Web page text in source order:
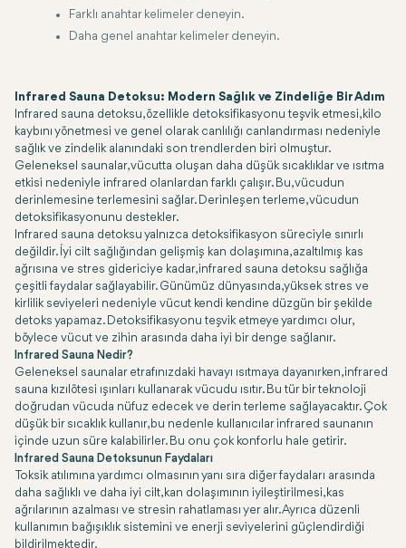
Farklı anahtar kelimeler deneyin.
Daha genel anahtar kelimeler deneyin.
Infrared Sauna Detoksu: Modern Sağlık ve Zindeliğe Bir Adım
Infrared sauna detoksu, özellikle detoksifikasyonu teşvik etmesi, kilo
kaybını yönetmesi ve genel olarak canlılığı canlandırması nedeniyle
sağlık ve zindelik alanındaki son trendlerden biri olmuştur.
Geleneksel saunalar, vücutta oluşan daha düşük sıcaklıklar ve ısıtma
etkisi nedeniyle infrared olanlardan farklı çalışır. Bu, vücudun
derinlemesine terlemesini sağlar. Derinleşen terleme, vücudun
detoksifikasyonunu destekler.
Infrared sauna detoksu yalnızca detoksifikasyon süreciyle sınırlı
değildir. İyi cilt sağlığından gelişmiş kan dolaşımına, azaltılmış kas
ağrısına ve stres gidericiye kadar, infrared sauna detoksu sağlığa
çeşitli faydalar sağlayabilir. Günümüz dünyasında, yüksek stres ve
kirlilik seviyeleri nedeniyle vücut kendi kendine düzgün bir şekilde
detoks yapamaz. Detoksifikasyonu teşvik etmeye yardımcı olur,
böylece vücut ve zihin arasında daha iyi bir denge sağlanır.
Infrared Sauna Nedir?
Geleneksel saunalar etrafınızdaki havayı ısıtmaya dayanırken, infrared
sauna kızılötesi ışınları kullanarak vücudu ısıtır. Bu tür bir teknoloji
doğrudan vücuda nüfuz edecek ve derin terleme sağlayacaktır. Çok
düşük bir sıcaklık kullanır, bu nedenle kullanıcılar infrared saunanın
içinde uzun süre kalabilirler. Bu onu çok konforlu hale getirir.
Infrared Sauna Detoksunun Faydaları
Toksik atılımına yardımcı olmasının yanı sıra diğer faydaları arasında
daha sağlıklı ve daha iyi cilt, kan dolaşımının iyileştirilmesi, kas
ağrılarının azalması ve stresin rahatlaması yer alır. Ayrıca düzenli
kullanımın bağışıklık sistemini ve enerji seviyelerini güçlendirdiği
bildirilmektedir.